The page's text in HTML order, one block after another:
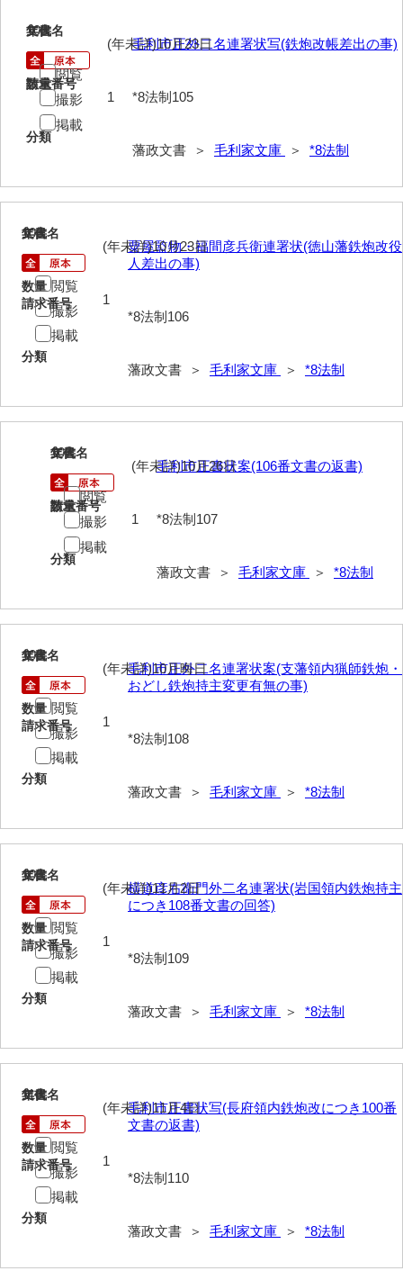
63馬関戦争一件
65接幕一件
68諸隊一件
69年度別史料
70年度別書翰
71藩臣日記
73藩臣履歴
74他藩人履歴
77維新史料
79太政官日誌
*1朝廷
*4毛利家
*7外国
*9財政
*12宗教
*14目録
徳山毛利家文庫
県庁伝来旧藩記録
105
文書名
毛利市正外二名連署状写(鉄炮改帳差出の事)
請求番号
*8法制105
分類
藩政文書 ＞ 毛利家文庫 ＞ *8法制
年代
(年未詳)10月23日
数量
1
閲覧
撮影
掲載
106
文書名
粟屋監物・福間彦兵衛連署状(徳山藩鉄炮改役
人差出の事)
請求番号
*8法制106
分類
藩政文書 ＞ 毛利家文庫 ＞ *8法制
年代
(年未詳)10月23日
数量
1
閲覧
撮影
掲載
107
文書名
毛利市正書状案(106番文書の返書)
請求番号
*8法制107
分類
藩政文書 ＞ 毛利家文庫 ＞ *8法制
年代
(年未詳)10月26日
数量
1
閲覧
撮影
掲載
108
文書名
毛利市正外二名連署状案(支藩領内猟師鉄炮・
おどし鉄炮持主変更有無の事)
請求番号
*8法制108
分類
藩政文書 ＞ 毛利家文庫 ＞ *8法制
年代
(年未詳)10月晦日
数量
1
閲覧
撮影
掲載
109
文書名
横道彦右衛門外二名連署状(岩国領内鉄炮持主
につき108番文書の回答)
請求番号
*8法制109
分類
藩政文書 ＞ 毛利家文庫 ＞ *8法制
年代
(年未詳)11月2日
数量
1
閲覧
撮影
掲載
110
文書名
毛利市正書状写(長府領内鉄炮改につき100番
文書の返書)
請求番号
*8法制110
分類
藩政文書 ＞ 毛利家文庫 ＞ *8法制
年代
(年未詳)11月4日
数量
1
閲覧
撮影
掲載